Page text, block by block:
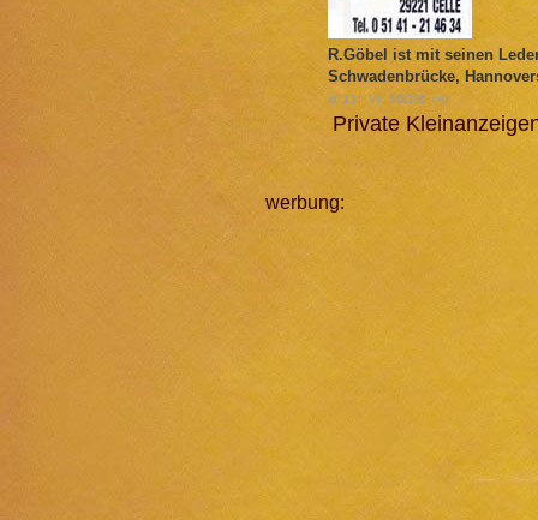
R.Göbel ist mit seinen
Schwadenbrücke,
id: 134 Vs: 642388 r=0
Private
werbung: